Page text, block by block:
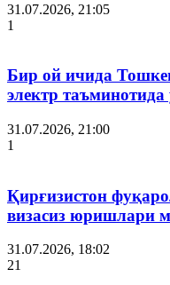
31.07.2026, 21:05
1
Бир ой ичида
электр
31.07.2026, 21:00
1
Қирғизистон
визасиз юришлари
31.07.2026, 18:02
21